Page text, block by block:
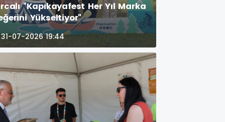
"Kapıkayafest Her Yıl Marka
Yükseltiyor"
31-07-2026 19:44